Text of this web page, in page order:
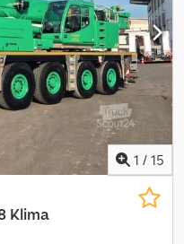
38 m CE-Kennzeichnung: ja
Technischer Zustand:
Identifikation Kennzeichen:
1 / 15
Klima